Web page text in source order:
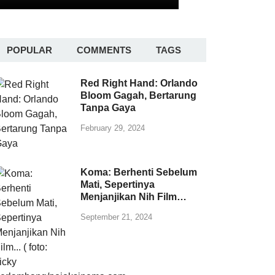
POPULAR COMMENTS TAGS
Red Right Hand: Orlando
Bloom Gagah, Bertarung
Tanpa Gaya
February 29, 2024
Koma: Berhenti Sebelum
Mati, Sepertinya
Menjanjikan Nih Film…
September 21, 2024